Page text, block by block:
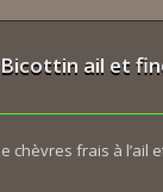
Bicottin ail et
chèvres frais à l’ail